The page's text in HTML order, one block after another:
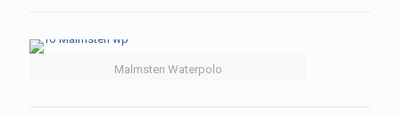
Malmsten Waterpolo